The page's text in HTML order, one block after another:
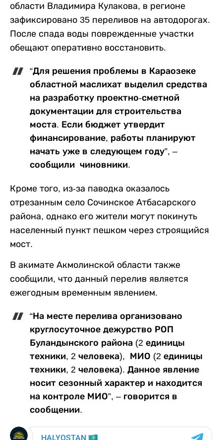
области Владимира Кулакова, в регионе
зафиксировано 35 переливов на автодорогах.
После спада воды поврежденные участки
обещают оперативно восстановить.
“Для решения проблемы в Караозеке
областной маслихат выделил средства
на разработку проектно-сметной
документации для строительства
моста. Если бюджет утвердит
финансирование, работы планируют
начать уже в следующем году”, –
сообщили чиновники.
Кроме того, из-за паводка оказалось
отрезанным село Сочинское Атбасарского
района, однако его жители могут покинуть
населенный пункт пешком через строящийся
мост.
В акимате Акмолинской области также
сообщили, что данный перелив является
ежегодным временным явлением.
“На месте перелива организовано
круглосуточное дежурство РОП
Буландынского района (2 единицы
техники, 2 человека), МИО (2 единицы
техники, 2 человека). Данное явление
носит сезонный характер и находится
на контроле МИО”, – говорится в
сообщении.